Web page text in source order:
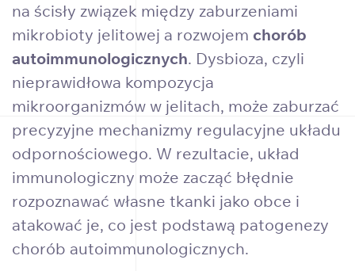
na ścisły związek między zaburzeniami
mikrobioty jelitowej a rozwojem chorób
autoimmunologicznych. Dysbioza, czyli
nieprawidłowa kompozycja
mikroorganizmów w jelitach, może zaburzać
precyzyjne mechanizmy regulacyjne układu
odpornościowego. W rezultacie, układ
immunologiczny może zacząć błędnie
rozpoznawać własne tkanki jako obce i
atakować je, co jest podstawą patogenezy
chorób autoimmunologicznych.